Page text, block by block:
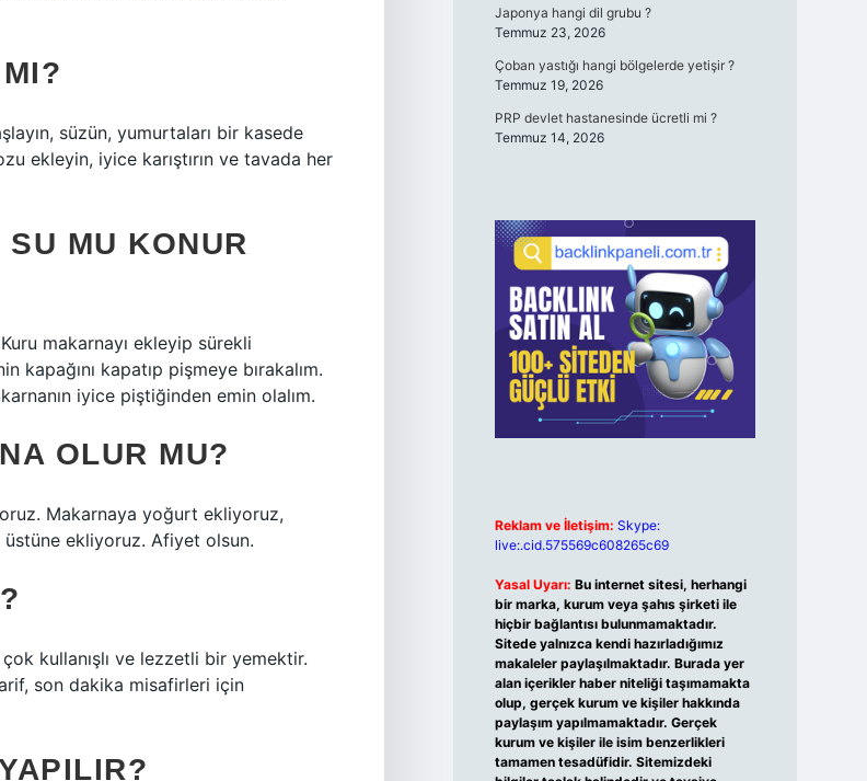
süzün, yumurtaları bir kasede
ekleyin, iyice karıştırın ve tavada her
MU KONUR
makarnayı ekleyip sürekli
kapağını kapatıp pişmeye bırakalım.
iyice piştiğinden emin olalım.
OLUR MU?
Makarnaya yoğurt ekliyoruz,
üstüne ekliyoruz. Afiyet olsun.
kullanışlı ve lezzetli bir yemektir.
son dakika misafirleri için
Japonya hangi dil grubu ?
Temmuz 23, 2026
Çoban yastığı hangi bölgelerde yetişir ?
Temmuz 19, 2026
PRP devlet hastanesinde ücretli mi ?
Temmuz 14, 2026
Reklam ve İletişim: Skype:
live:.cid.575569c608265c69
Yasal Uyarı: Bu internet sitesi, herhangi
bir marka, kurum veya şahıs şirketi ile
hiçbir bağlantısı bulunmamaktadır.
Sitede yalnızca kendi hazırladığımız
makaleler paylaşılmaktadır. Burada yer
alan içerikler haber niteliği taşımamakta
olup, gerçek kurum ve kişiler hakkında
paylaşım yapılmamaktadır. Gerçek
kurum ve kişiler ile isim benzerlikleri
tamamen tesadüfidir. Sitemizdeki